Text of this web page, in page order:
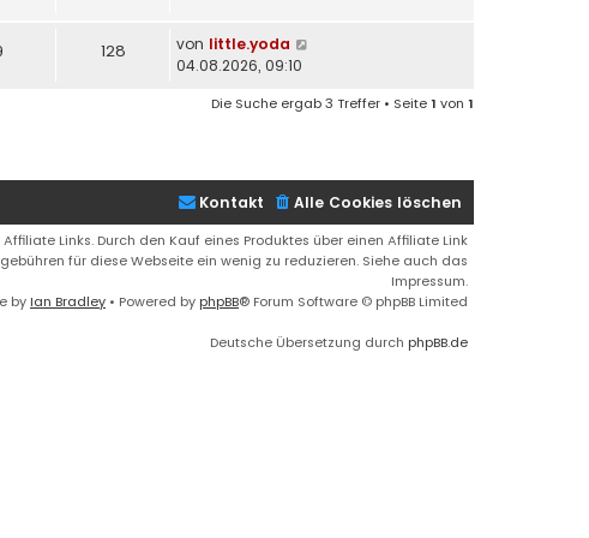
128 von little.yoda
04.08.2026, 09:10
Die Suche ergab 3 Treffer • Seite1 von 1
Alle Cookies löschen
Kontakt
Links. Durch den Kauf eines Produktes über einen Affiliate Link
für diese Webseite ein wenig zu reduzieren. Siehe auch das
Impressum.
by Ian Bradley • Powered by phpBB® Forum Software © phpBB Limited
Deutsche Übersetzung durch phpBB.de